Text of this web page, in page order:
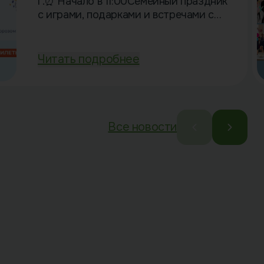
Все новости
с играми, подарками и встречами с
родителей и детей с 2-х до 12…
Читать подробнее